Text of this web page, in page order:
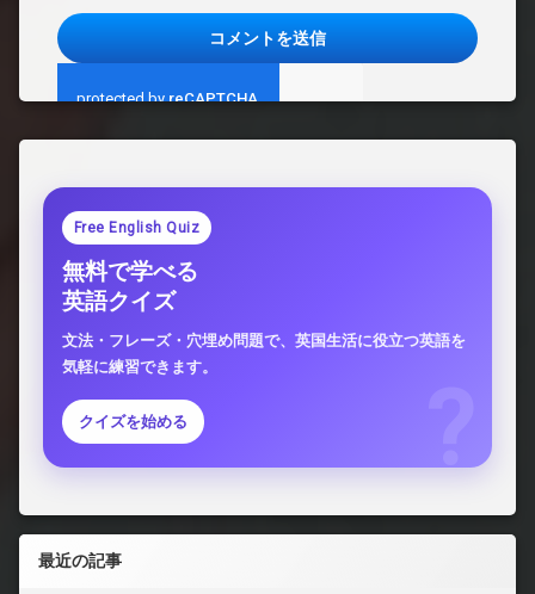
Free English Quiz
無料で学べる
英語クイズ
文法・フレーズ・穴埋め問題で、英国生活に役立つ英語を
気軽に練習できます。
クイズを始める
最近の記事